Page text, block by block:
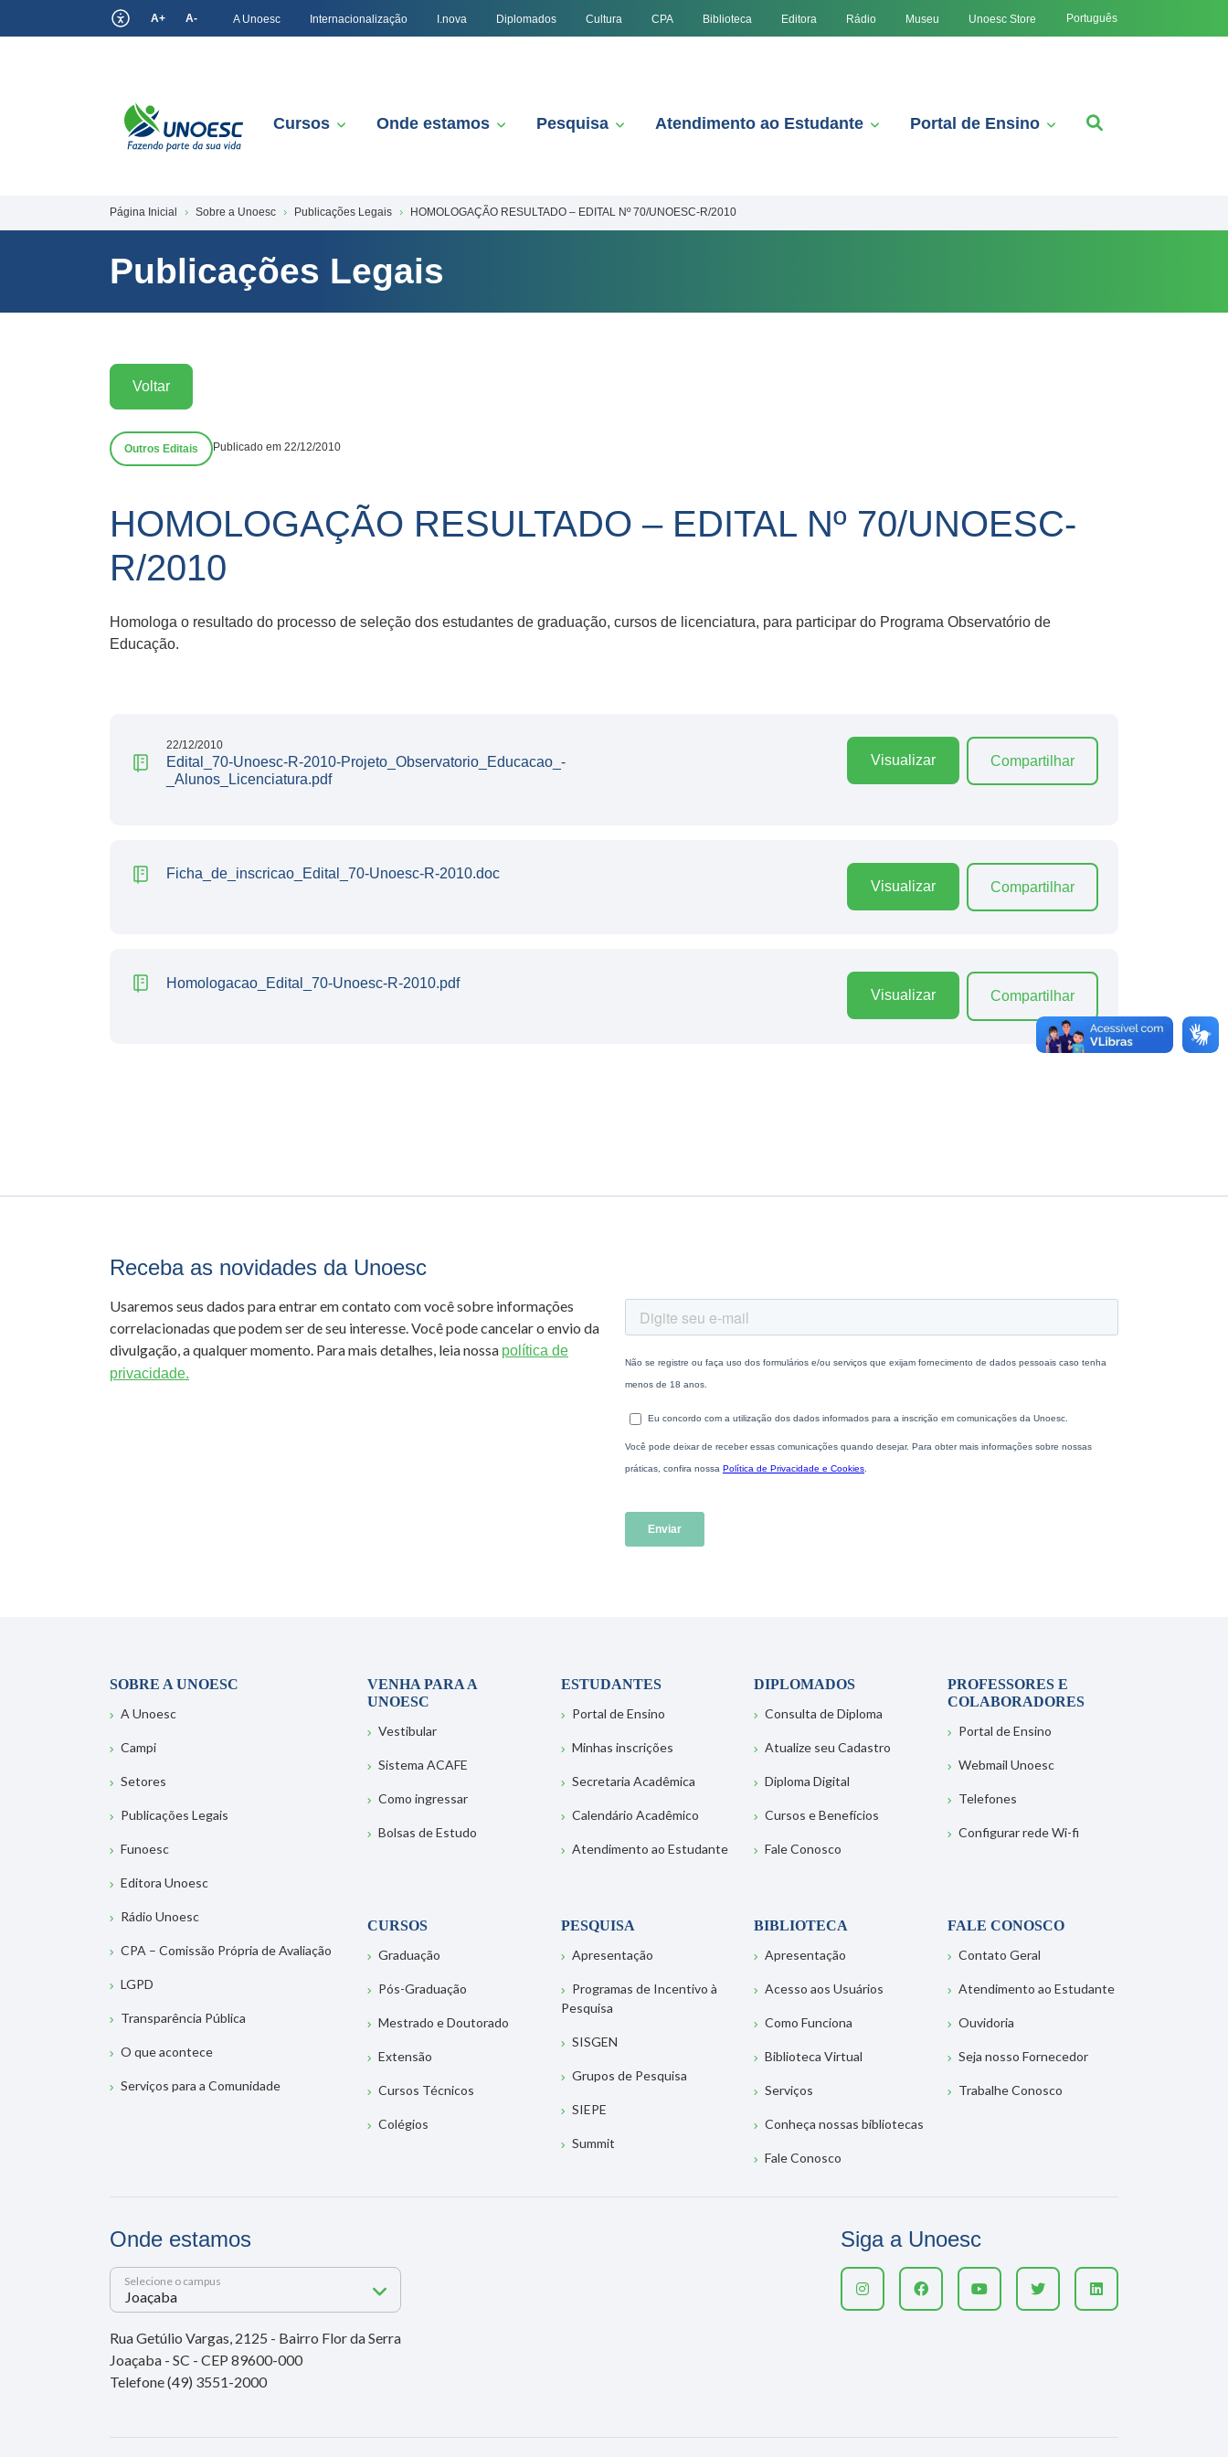
A+ A- A Unoesc Internacionalização I.nova Diplomados Cultura CPA Biblioteca Editora Rádio Museu Unoesc Store Português
Cursos Onde estamos Pesquisa Atendimento ao Estudante Portal de Ensino
Página Inicial Sobre a Unoesc Publicações Legais HOMOLOGAÇÃO RESULTADO – EDITAL Nº 70/UNOESC-R/2010
Publicações Legais
Voltar
Outros Editais Publicado em 22/12/2010
HOMOLOGAÇÃO RESULTADO – EDITAL Nº 70/UNOESC-
R/2010
Homologa o resultado do processo de seleção dos estudantes de graduação, cursos de licenciatura, para participar do Programa Observatório de
Educação.
22/12/2010
Edital_70-Unoesc-R-2010-Projeto_Observatorio_Educacao_-
_Alunos_Licenciatura.pdf
Visualizar Compartilhar
Ficha_de_inscricao_Edital_70-Unoesc-R-2010.doc
Visualizar Compartilhar
Homologacao_Edital_70-Unoesc-R-2010.pdf
Visualizar Compartilhar
Receba as novidades da Unoesc
Usaremos seus dados para entrar em contato com você sobre informações
correlacionadas que podem ser de seu interesse. Você pode cancelar o envio da
divulgação, a qualquer momento. Para mais detalhes, leia nossa política de
privacidade.
SOBRE A UNOESC
A Unoesc
Campi
Setores
Publicações Legais
Funoesc
Editora Unoesc
Rádio Unoesc
CPA – Comissão Própria de Avaliação
LGPD
Transparência Pública
O que acontece
Serviços para a Comunidade
VENHA PARA A
UNOESC
Vestibular
Sistema ACAFE
Como ingressar
Bolsas de Estudo
ESTUDANTES
Portal de Ensino
Minhas inscrições
Secretaria Acadêmica
Calendário Acadêmico
Atendimento ao Estudante
DIPLOMADOS
Consulta de Diploma
Atualize seu Cadastro
Diploma Digital
Cursos e Benefícios
Fale Conosco
PROFESSORES E
COLABORADORES
Portal de Ensino
Webmail Unoesc
Telefones
Configurar rede Wi-fi
CURSOS
Graduação
Pós-Graduação
Mestrado e Doutorado
Extensão
Cursos Técnicos
Colégios
PESQUISA
Apresentação
Programas de Incentivo à
Pesquisa
SISGEN
Grupos de Pesquisa
SIEPE
Summit
BIBLIOTECA
Apresentação
Acesso aos Usuários
Como Funciona
Biblioteca Virtual
Serviços
Conheça nossas bibliotecas
Fale Conosco
FALE CONOSCO
Contato Geral
Atendimento ao Estudante
Ouvidoria
Seja nosso Fornecedor
Trabalhe Conosco
Onde estamos
Selecione o campus
Rua Getúlio Vargas, 2125 - Bairro Flor da Serra
Joaçaba - SC - CEP 89600-000
Telefone (49) 3551-2000
Siga a Unoesc